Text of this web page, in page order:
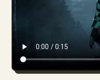
मूल्य निर्धारण
डाउनलोड